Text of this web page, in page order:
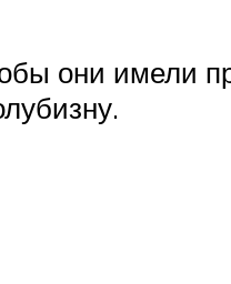
они имели